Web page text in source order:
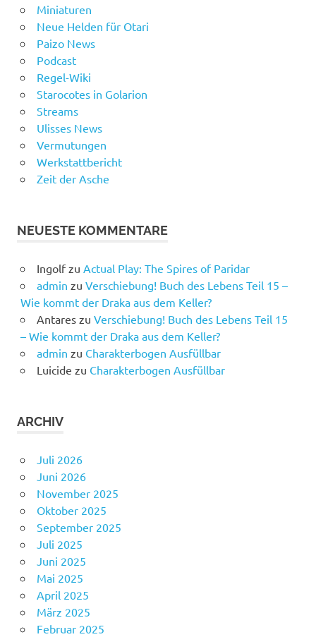
Miniaturen
Neue Helden für Otari
Paizo News
Podcast
Regel-Wiki
Starocotes in Golarion
Streams
Ulisses News
Vermutungen
Werkstattbericht
Zeit der Asche
NEUESTE KOMMENTARE
Ingolfzu Actual Play: The Spires of Paridar
admin zu Verschiebung! Buch des Lebens Teil 15 –
Wie kommt der Draka aus dem Keller?
Antareszu Verschiebung! Buch des Lebens Teil 15
– Wie kommt der Draka aus dem Keller?
admin zu Charakterbogen Ausfüllbar
Luicide zu Charakterbogen Ausfüllbar
ARCHIV
Juli 2026
Juni 2026
November 2025
Oktober 2025
September 2025
Juli 2025
Juni 2025
Mai 2025
April 2025
März 2025
Februar 2025